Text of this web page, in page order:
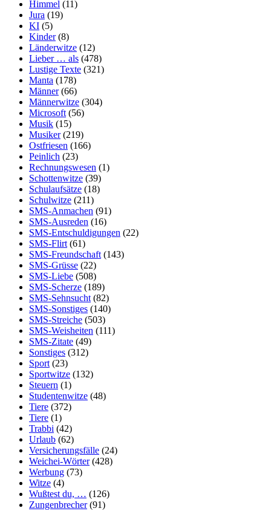
Himmel (11)
Jura (19)
KI (5)
Kinder(8)
Länderwitze (12)
Lieber … als (478)
Lustige Texte (321)
Manta (178)
Männer(66)
Männerwitze (304)
Microsoft(56)
Musik (15)
Musiker(219)
Ostfriesen (166)
Peinlich (23)
Rechnungswesen (1)
Schottenwitze (39)
Schulaufsätze (18)
Schulwitze (211)
SMS-Anmachen (91)
SMS-Ausreden (16)
SMS-Entschuldigungen (22)
SMS-Flirt(61)
SMS-Freundschaft(143)
SMS-Grüsse (22)
SMS-Liebe (508)
SMS-Scherze (189)
SMS-Sehnsucht(82)
SMS-Sonstiges (140)
SMS-Streiche (503)
SMS-Weisheiten (111)
SMS-Zitate (49)
Sonstiges (312)
Sport(23)
Sportwitze (132)
Steuern (1)
Studentenwitze (48)
Tiere (372)
Tiere (1)
Trabbi (42)
Urlaub (62)
Versicherungsfälle (24)
Weichei-Wörter(428)
Werbung (73)
Witze (4)
Wußtest du, … (126)
Zungenbrecher(91)